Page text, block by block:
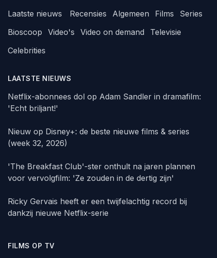
Laatste nieuws Recensies Algemeen Films
Series
Bioscoop
Video's Video on demand
Televisie
Celebrities
LAATSTE NIEUWS
Netflix-abonnees dol op Adam Sandler in dramafilm:
'Echt briljant!'
Nieuw op Disney+: de beste nieuwe films & series
(week 32, 2026)
'The Breakfast Club'-ster onthult na jaren plannen
voor vervolgfilm: 'Ze zouden in de dertig zijn'
Ricky Gervais heeft er een twijfelachtig record bij
dankzij nieuwe Netflix-serie
FILMS OP TV